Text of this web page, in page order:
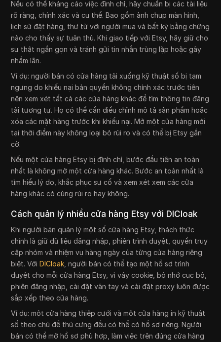
Nếu có thể kháng cáo việc đình chỉ, hãy chuẩn bị các tài liệu
rõ ràng, chính xác và cụ thể. Bao gồm ảnh chụp màn hình,
lịch sử đặt hàng, thư từ với người mua và bất kỳ bằng chứng
nào cho thấy sự tuân thủ. Khi giao tiếp với Etsy, hãy giữ cho
sự thật ngắn gọn và tránh gửi tin nhắn trùng lặp hoặc gây
nhầm lẫn.
Ví dụ: người bán có cửa hàng tải xuống kỹ thuật số bị tạm
ngưng do khiếu nại bản quyền không chính xác trước tiên
nên xem xét tất cả các cửa hàng khác để tìm thông tin đăng
tải tương tự. Họ có thể cần điều chỉnh mô tả sản phẩm hoặc
xóa các mặt hàng trước khi khiếu nại. Mở một cửa hàng mới
tại thời điểm này không loại bỏ rủi ro và có thể bị Etsy gắn
cờ.
Nếu một cửa hàng Etsy bị đình chỉ, bước đầu tiên an toàn
nhất là không mở một cửa hàng khác. Bước an toàn nhất là
tìm hiểu lý do, khắc phục sự cố và xem xét xem các cửa
hàng khác có cùng rủi ro hay không.
Cách quản lý nhiều cửa hàng Etsy với DICloak
Khi người bán quản lý một số cửa hàng Etsy, thách thức
chính là giữ dữ liệu đăng nhập, phiên trình duyệt, quyền truy
cập nhóm và nhiệm vụ hàng ngày của từng cửa hàng riêng
biệt. VớiDICloak , người bán có thể tạo một hồ sơ trình
duyệt cho mỗi cửa hàng Etsy, vì vậy cookie, bộ nhớ cục bộ,
phiên đăng nhập, cài đặt vân tay và cài đặt proxy luôn được
sắp xếp theo cửa hàng.
Ví dụ: một cửa hàng thiệp cưới và một cửa hàng in kỹ thuật
số theo chủ đề thú cưng đều có thể có hồ sơ riêng. Người
bán có thể mở hồ sơ phù hợp, làm việc trên đúng cửa hàng